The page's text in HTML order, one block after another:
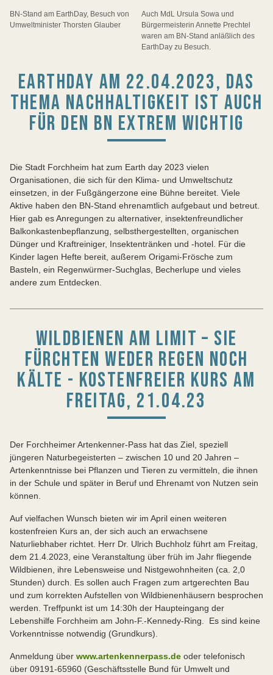
BN-Stand am EarthDay, Besuch von
Umweltminister Thorsten Glauber
Auch MdL Ursula Sowa und
Bürgermeisterin Annette Prechtel
waren am BN-Stand anläßlich des
EarthDay zu Besuch.
EARTHDAY AM 22.04.2023, DAS
THEMA NACHHALTIGKEIT IST AUCH
FÜR DEN BN EXTREM WICHTIG
Die Stadt Forchheim hat zum Earth day 2023 vielen
Organisationen, die sich für den Klima- und Umweltschutz
einsetzen, in der Fußgängerzone eine Bühne bereitet. Viele
Aktive haben den BN-Stand ehrenamtlich aufgebaut und betreut.
Hier gab es Anregungen zu alternativer, insektenfreundlicher
Balkonkastenbepflanzung, selbsthergestellten, organischen
Dünger und Kraftreiniger, Insektentränken und -hotel. Für die
Kinder lagen Hefte bereit, außerem Origami-Frösche zum
Basteln, ein Regenwürmer-Suchglas, Becherlupe und vieles
andere zum Entdecken.
WILDBIENEN AM LIMIT – SIE
FÜRCHTEN WEDER REGEN NOCH
KÄLTE - KOSTENFREIER KURS AM
FREITAG, 21.04.23
Der Forchheimer Artenkenner-Pass hat das Ziel, speziell
jüngeren Naturbegeisterten – zwischen 10 und 20 Jahren –
Artenkenntnisse bei Pflanzen und Tieren zu vermitteln, die ihnen
in der Schule und später in Beruf und Ehrenamt von Nutzen sein
können.
Auf vielfachen Wunsch bieten wir im April einen weiteren
kostenfreien Kurs an, der sich auch an erwachsene
Naturliebhaber richtet. Herr Dr. Ulrich Buchholz führt am Freitag,
dem 21.4.2023, eine Veranstaltung über früh im Jahr fliegende
Wildbienen, ihre Lebensweise und Nistgewohnheiten (ca. 2,0
Stunden) durch. Es sollen auch Fragen zum artgerechten Bau
und zum korrekten Aufstellen von Wildbienenhäusern besprochen
werden. Treffpunkt ist um 14:30h der Haupteingang der
Lebenshilfe Forchheim am John-F.-Kennedy-Ring. Es sind keine
Vorkenntnisse notwendig (Grundkurs).
Anmeldung über www.artenkennerpass.de oder telefonisch
über 09191-65960 (Geschäftsstelle Bund für Umwelt und